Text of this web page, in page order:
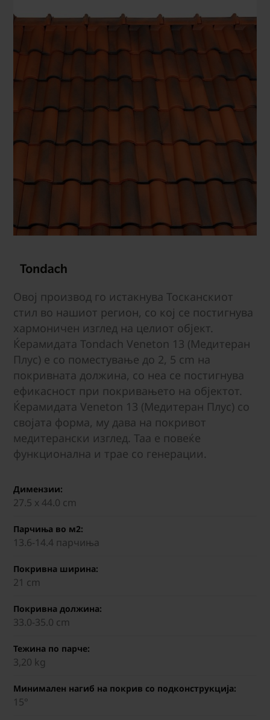
Овој производ го истакнува Тосканскиот
стил во нашиот регион, со кој се постигнува
хармоничен изглед на целиот објект.
Ќерамидата Tondach Veneton 13 (Медитеран
Плус) е со поместување до 2, 5 cm на
покривната должина, со неа се постигнува
ефикасност при покривањето на објектот.
Ќерамидата Veneton 13 (Медитеран Плус) со
својата форма, му дава на покривот
медитерански изглед. Таа е повеќе
функционална и трае со генерации.
Димензии:
27.5 х 44.0 cm
Парчиња во м2:
13.6-14.4 парчиња
Покривна ширина:
21 cm
Покривна должина:
33.0-35.0 cm
Тежина по парче:
3,20 kg
Минимален нагиб на покрив со подконструкција:
15°